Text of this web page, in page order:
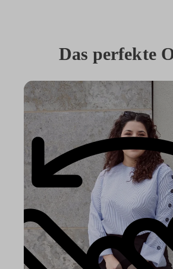
Das perfekte